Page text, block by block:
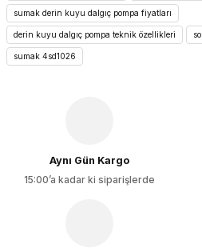
Ürün resmi kalitesiz, bozuk veya
Ürün açıklamasında eksik bilgiler
Ürün bilgilerinde hatalar bulunuyor.
sumak derin kuyu dalgıç pompa fiyatları
derin kuyu dalgıç pompa teknik özellikleri
sumak 4sd1026
Aynı Gün Kargo
15:00’a kadar ki siparişlerde